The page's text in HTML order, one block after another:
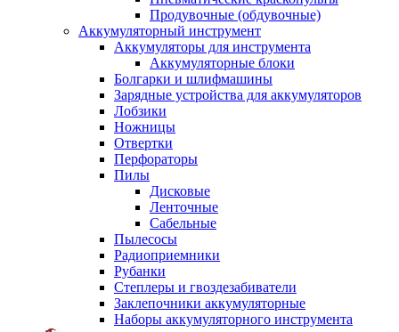
Продувочные (обдувочные)
Аккумуляторный инструмент
Аккумуляторы для инструмента
Аккумуляторные блоки
Болгарки и шлифмашины
Зарядные устройства для аккумуляторов
Лобзики
Ножницы
Отвертки
Перфораторы
Пилы
Дисковые
Ленточные
Сабельные
Пылесосы
Радиоприемники
Рубанки
Степлеры и гвоздезабиватели
Заклепочники аккумуляторные
Наборы аккумуляторного инструмента